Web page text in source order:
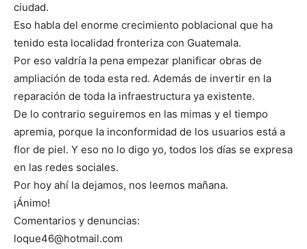
ciudad.
Eso habla del enorme crecimiento poblacional que ha
tenido esta localidad fronteriza con Guatemala.
Por eso valdría la pena empezar planificar obras de
ampliación de toda esta red. Además de invertir en la
reparación de toda la infraestructura ya existente.
De lo contrario seguiremos en las mimas y el tiempo
apremia, porque la inconformidad de los usuarios está a
flor de piel. Y eso no lo digo yo, todos los días se expresa
en las redes sociales.
Por hoy ahí la dejamos, nos leemos mañana.
¡Ánimo!
Comentarios y denuncias:
loque46@hotmail.com